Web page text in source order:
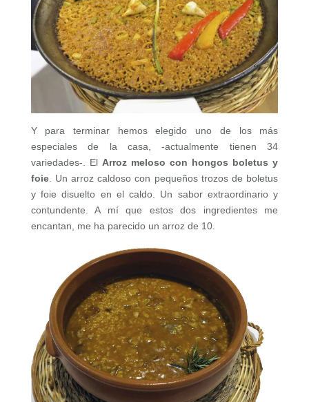
Y para terminar hemos elegido uno de los más
especiales de la casa, -actualmente tienen 34
variedades-. El Arroz meloso con hongos boletus y
foie. Un arroz caldoso con pequeños trozos de boletus
y foie disuelto en el caldo. Un sabor extraordinario y
contundente. A mí que estos dos ingredientes me
encantan, me ha parecido un arroz de 10.